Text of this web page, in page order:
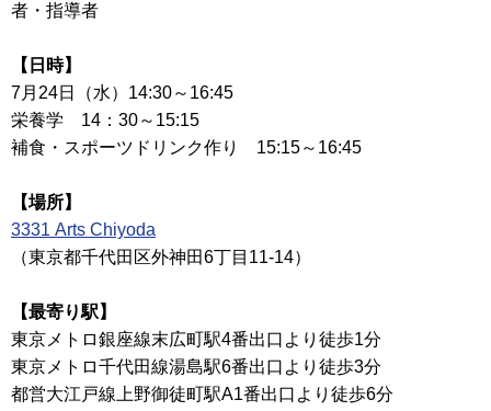
者・指導者
【日時】
7月24日（水）14:30～16:45
栄養学 14：30～15:15
補食・スポーツドリンク作り 15:15～16:45
【場所】
3331 Arts Chiyoda
（東京都千代田区外神田6丁目11-14）
【最寄り駅】
東京メトロ銀座線末広町駅4番出口より徒歩1分
東京メトロ千代田線湯島駅6番出口より徒歩3分
都営大江戸線上野御徒町駅A1番出口より徒歩6分